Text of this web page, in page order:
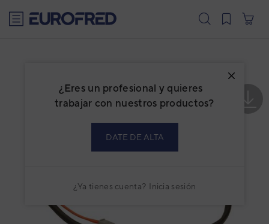
¿Eres un profesional y quieres
trabajar con nuestros productos?
DATE DE ALTA
¿Ya tienes cuenta? Inicia sesión